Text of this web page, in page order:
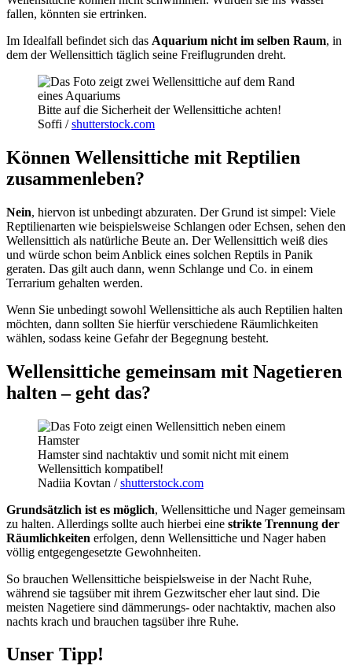
fallen, könnten sie ertrinken.
Im Idealfall befindet sich das Aquarium nicht im selben Raum, in
dem der Wellensittich täglich seine Freiflugrunden dreht.
Bitte auf die Sicherheit der Wellensittiche achten!
Soffi /shutterstock.com
Können Wellensittiche mit Reptilien
zusammenleben?
Nein, hiervon ist unbedingt abzuraten. Der Grund ist simpel: Viele
Reptilienarten wie beispielsweise Schlangen oder Echsen, sehen den
Wellensittich als natürliche Beute an. Der Wellensittich weiß dies
und würde schon beim Anblick eines solchen Reptils in Panik
geraten. Das gilt auch dann, wenn Schlange und Co. in einem
Terrarium gehalten werden.
Wenn Sie unbedingt sowohl Wellensittiche als auch Reptilien halten
möchten, dann sollten Sie hierfür verschiedene Räumlichkeiten
wählen, sodass keine Gefahr der Begegnung besteht.
Wellensittiche gemeinsam mit Nagetieren
halten – geht das?
Hamster sind nachtaktiv und somit nicht mit einem
Wellensittich kompatibel!
Nadiia Kovtan /shutterstock.com
Grundsätzlich ist es möglich, Wellensittiche und Nager gemeinsam
zu halten. Allerdings sollte auch hierbei eine strikte Trennung der
Räumlichkeiten erfolgen, denn Wellensittiche und Nager haben
völlig entgegengesetzte Gewohnheiten.
So brauchen Wellensittiche beispielsweise in der Nacht Ruhe,
während sie tagsüber mit ihrem Gezwitscher eher laut sind. Die
meisten Nagetiere sind dämmerungs- oder nachtaktiv, machen also
nachts krach und brauchen tagsüber ihre Ruhe.
Unser Tipp!